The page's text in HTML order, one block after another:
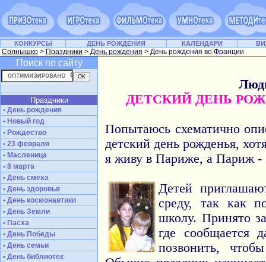
КОНКУРСЫ ДЕНЬ РОЖДЕНИЯ КАЛЕНДАРИ
Солнышко > Праздники > День рождения > День рождения во Франции
Поиск по сайту
Праздники
• День рождения
• Новый год
• Рождество
• 23 февраля
• Масленица
• 8 марта
• День смеха
• День здоровья
• День космонавтики
• День Земли
• Пасха
• День Победы
• День семьи
• День библиотек
ДЕТСКИЙ ДЕНЬ
Попытаюсь схематично
детский день рожденья,
я живу в Париже, а Париж -
Детей
среду, так как
школу. Принято
где сообщается
позвонить,